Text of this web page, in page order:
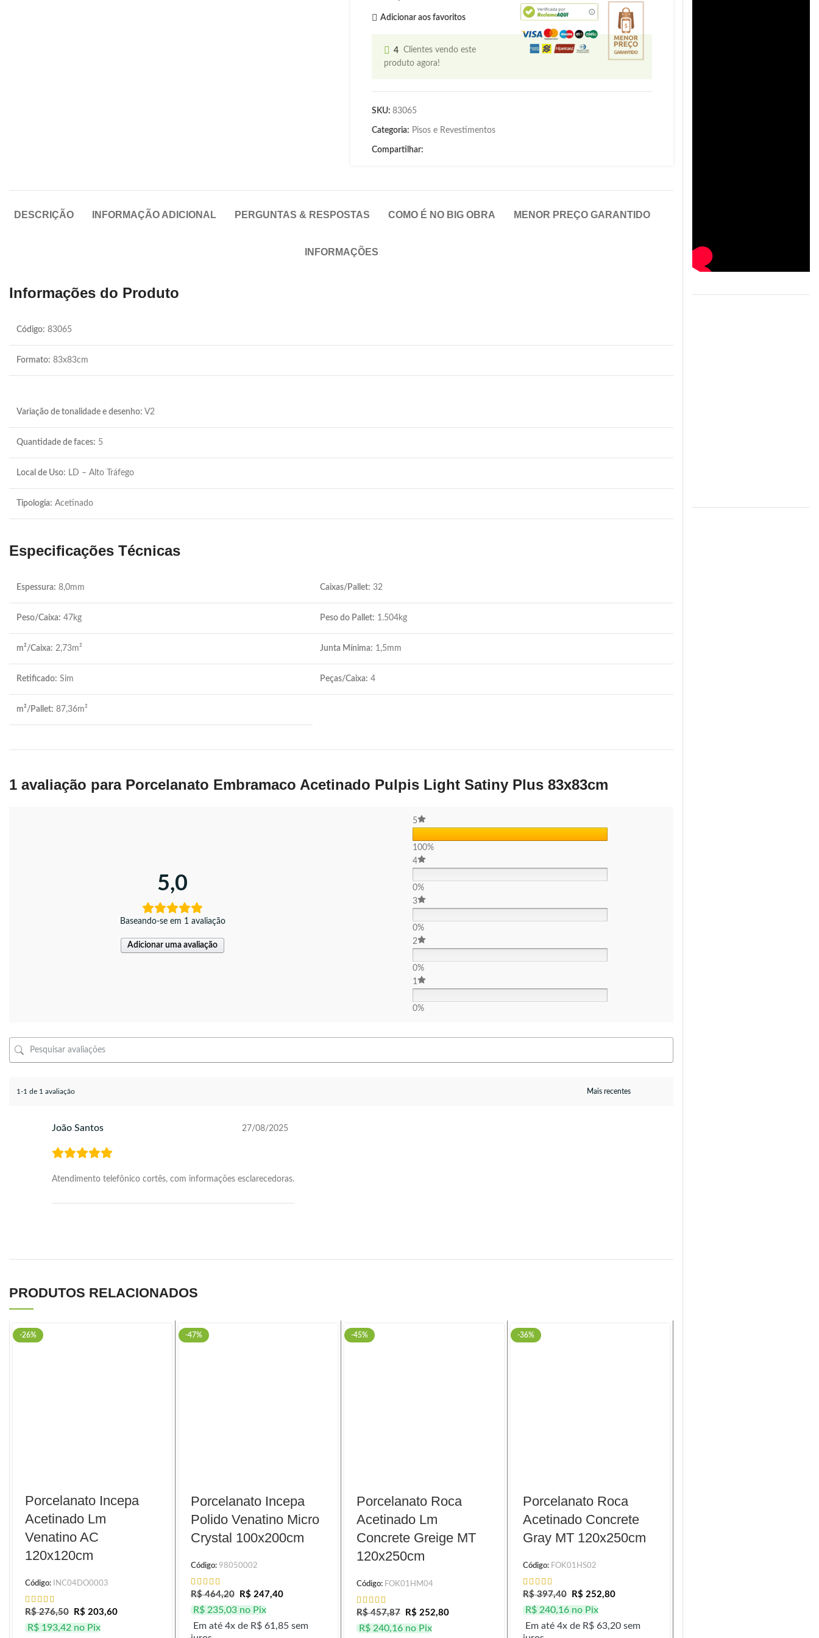
Adicionar aos favoritos
4 Clientes vendo este
produto agora!
SKU: 83065
Categoria: Pisos e Revestimentos
Compartilhar:
DESCRIÇÃO INFORMAÇÃO ADICIONAL PERGUNTAS & RESPOSTAS COMO É NO BIG OBRA MENOR PREÇO GARANTIDO
INFORMAÇÕES
Informações do Produto
Código: 83065
Formato: 83x83cm
Variação de tonalidade e desenho: V2
Quantidade de faces: 5
Local de Uso: LD – Alto Tráfego
Tipologia: Acetinado
Especificações Técnicas
Espessura: 8,0mm Caixas/Pallet: 32
Peso/Caixa: 47kg Peso do Pallet: 1.504kg
m²/Caixa: 2,73m² Junta Mínima: 1,5mm
Retificado: Sim Peças/Caixa: 4
m²/Pallet: 87,36m²
1 avaliação para Porcelanato Embramaco Acetinado Pulpis Light Satiny Plus 83x83cm
5,0
Baseando-se em 1 avaliação
Adicionar uma avaliação
5
100%
4
0%
3
0%
2
0%
1
0%
1-1 de 1 avaliação
João Santos 27/08/2025
Atendimento telefônico cortês, com informações esclarecedoras.
PRODUTOS RELACIONADOS
-26%
Porcelanato Incepa
Acetinado Lm
Venatino AC
120x120cm
Código: INC04DO0003
R$276,50 R$ 203,60
R$ 193,42 no Pix
-47%
Porcelanato Incepa
Polido Venatino Micro
Crystal 100x200cm
Código: 98050002
R$464,20 R$ 247,40
Em até 4x de R$61,85sem
R$235,03 no Pix
-45%
Porcelanato Roca
Acetinado Lm
Concrete Greige MT
120x250cm
Código: FOK01HM04
R$457,87 R$ 252,80
R$ 240,16 no Pix
-36%
Porcelanato Roca
Acetinado Concrete
Gray MT 120x250cm
Código: FOK01HS02
R$397,40 R$ 252,80
Em até 4x de R$63,20sem
R$240,16 no Pix